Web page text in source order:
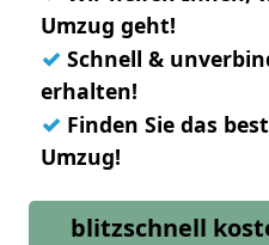
Umzug geht!
✓ Schnell &
erhalten!
✓ Finden Sie das
Umzug!
blitzschnell